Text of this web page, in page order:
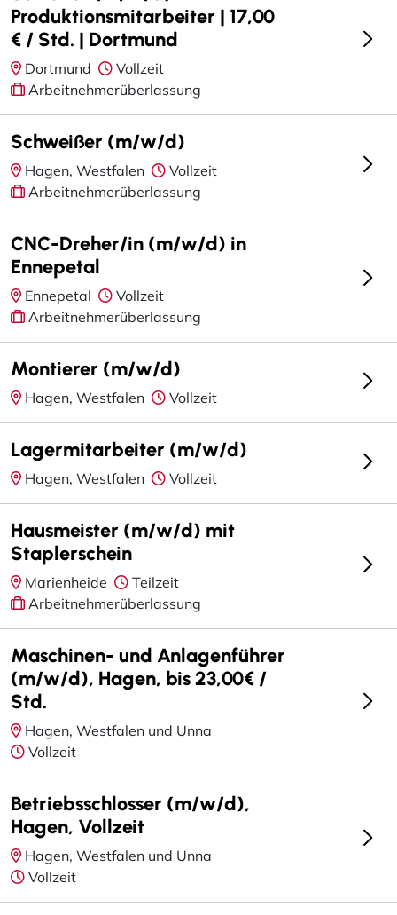
Produktionsmitarbeiter | 17,00
€ / Std. | Dortmund
Dortmund
Vollzeit
Arbeitnehmerüberlassung
Schweißer (m/w/d)
Hagen, Westfalen
Vollzeit
Arbeitnehmerüberlassung
CNC-Dreher/in (m/w/d) in
Ennepetal
Ennepetal
Vollzeit
Arbeitnehmerüberlassung
Montierer (m/w/d)
Hagen, Westfalen Vollzeit
Lagermitarbeiter (m/w/d)
Hagen, Westfalen Vollzeit
Hausmeister (m/w/d) mit
Staplerschein
Marienheide
Teilzeit
Arbeitnehmerüberlassung
Maschinen- und Anlagenführer
(m/w/d), Hagen, bis 23,00€ /
Std.
Hagen, Westfalen und Unna
Vollzeit
Betriebsschlosser (m/w/d),
Hagen, Vollzeit
Hagen, Westfalen und Unna
Vollzeit